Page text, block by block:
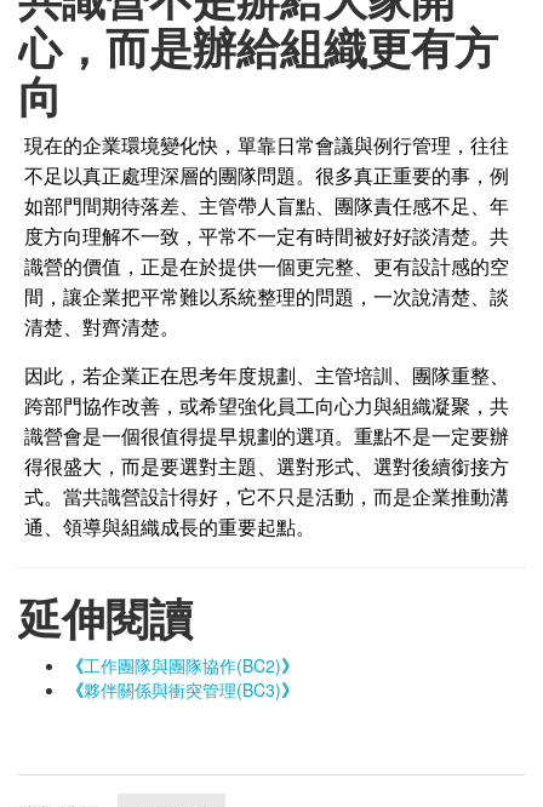
心，而是辦給組織更有方
向
現在的企業環境變化快，單靠日常會議與例行管理，往往
不足以真正處理深層的團隊問題。很多真正重要的事，例
如部門間期待落差、主管帶人盲點、團隊責任感不足、年
度方向理解不一致，平常不一定有時間被好好談清楚。共
識營的價值，正是在於提供一個更完整、更有設計感的空
間，讓企業把平常難以系統整理的問題，一次說清楚、談
清楚、對齊清楚。
因此，若企業正在思考年度規劃、主管培訓、團隊重整、
跨部門協作改善，或希望強化員工向心力與組織凝聚，共
識營會是一個很值得提早規劃的選項。重點不是一定要辦
得很盛大，而是要選對主題、選對形式、選對後續銜接方
式。當共識營設計得好，它不只是活動，而是企業推動溝
通、領導與組織成長的重要起點。
延伸閱讀
《工作團隊與團隊協作(BC2)》
《夥伴關係與衝突管理(BC3)》